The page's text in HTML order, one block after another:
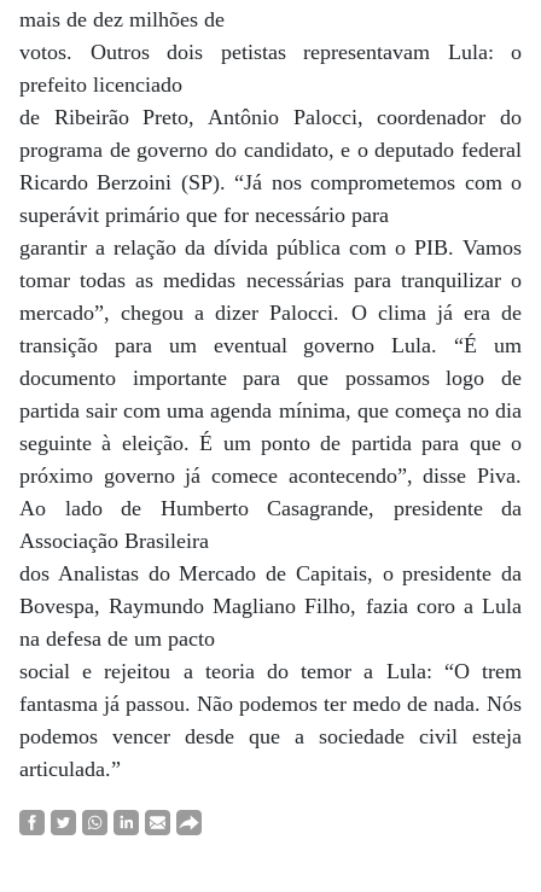
mais de dez milhões de
votos. Outros dois petistas representavam Lula: o
prefeito licenciado
de Ribeirão Preto, Antônio Palocci, coordenador do
programa de governo do candidato, e o deputado federal
Ricardo Berzoini (SP). “Já nos comprometemos com o
superávit primário que for necessário para
garantir a relação da dívida pública com o PIB. Vamos
tomar todas as medidas necessárias para tranquilizar o
mercado”, chegou a dizer Palocci. O clima já era de
transição para um eventual governo Lula. “É um
documento importante para que possamos logo de
partida sair com uma agenda mínima, que começa no dia
seguinte à eleição. É um ponto de partida para que o
próximo governo já comece acontecendo”, disse Piva.
Ao lado de Humberto Casagrande, presidente da
Associação Brasileira
dos Analistas do Mercado de Capitais, o presidente da
Bovespa, Raymundo Magliano Filho, fazia coro a Lula
na defesa de um pacto
social e rejeitou a teoria do temor a Lula: “O trem
fantasma já passou. Não podemos ter medo de nada. Nós
podemos vencer desde que a sociedade civil esteja
articulada.”